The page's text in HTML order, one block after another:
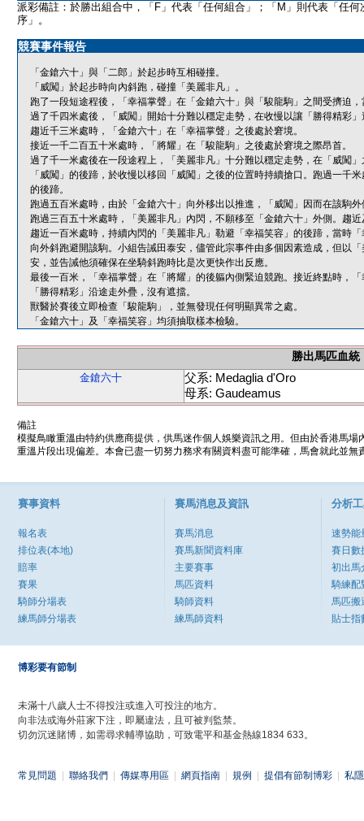
派彩備註：於勝出組合中，「F」代表「任何組合」；「M」則代表「任何
序」。
競賽事件報告
「金鎗六十」與「二郎」於起步時互相碰撞。
「威闖」於起步時向內斜跑，碰撞「美麗非凡」。
跑了一段短途程後，「幸福掌聲」在「金鎗六十」與「駿龍駒」之間受擠迫
過了千四米處後，「威闖」開始十分難以穩定走勢，在收慢以讓「勝得精彩
趨近千三米處時，「金鎗六十」在「幸福掌聲」之後處於窘境。
接近一千二百五十米處時，「將耀」在「駿龍駒」之後處於窘境之際昂首。
過了千一米處後在一段途程上，「美麗非凡」十分難以穩定走勢，在「威闖
「威闖」的後蹄，於收慢以移回「威闖」之後的位置時持續搶口。跑過一千
的後蹄。
跑過五百米處時，由於「金鎗六十」向外移出以推進，「威闖」因而在該駒
跑過三百五十米處時，「美麗非凡」內閃，不願移至「金鎗六十」外側。趨
趨近一百米處時，持續內閃的「美麗非凡」勒避「幸福笑容」的後蹄，當時
向外斜跑避開該駒。小組告誡田泰安，儘管此宗事件由多個因素造成，但以
安，並告誡他須確保在坐騎斜跑時比是次更快作出反應。
最後一百米，「幸福掌聲」在「將耀」的後軀內側緊迫競跑。接近終點時，
「勝得精彩」沿途走外疊，沒有遮擋。
獸醫於賽後立即檢查「駿龍駒」，並無發現任何明顯異常之處。
「金鎗六十」及「幸福笑容」均須抽取樣本檢驗。
勝出馬匹血統
金鎗六十
父系: Medaglia d'Oro
母系: Gaudeamus
備註
模擬鳥瞰重溫由特約供應商提供，供馬迷作個人娛樂資訊之用。但由於香港馬
重溫片段出現偏差。本會已盡一切努力務求有關資料盡可能準確，馬會就此並
賽事資料
報名表
排位表(本地)
賠率
賽果
騎師分場表
練馬師分場表
賽馬消息及資訊
賽馬消息
賽馬新聞資料庫
主要賽事
馬匹資料
騎師資料
練馬師資料
分析
速勢能
賽日數
初出馬
騎練配
馬匹搬
貼士指
博彩要有節制
未滿十八歲人士不得投注或進入可投注的地方。
向非法或海外莊家下注，即屬違法，且可被判監禁。
切勿沉迷賭博，如需尋求輔導協助，可致電平和基金熱線1834 633。
常見問題 聯絡我們 傳媒專用區 網頁指南 規例 提倡有節制博彩 私